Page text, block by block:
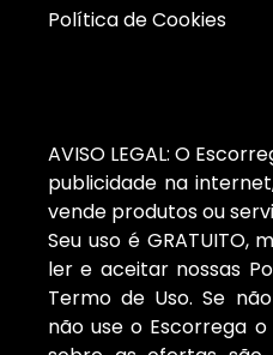
Política de Cookies
AVISO LEGAL: O
publicidade na
vende produtos ou
Seu uso é GRATUITO,
ler e aceitar nossas
Termo de Uso. Se
não use o Escorrega